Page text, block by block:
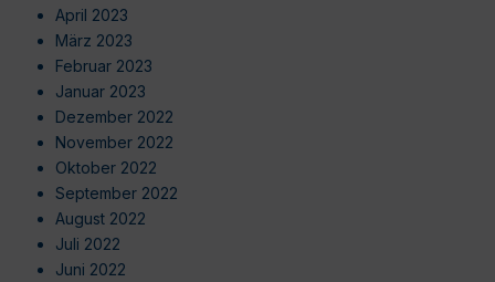
April 2023
März 2023
Februar 2023
Januar 2023
Dezember 2022
November 2022
Oktober 2022
September 2022
August 2022
Juli 2022
Juni 2022